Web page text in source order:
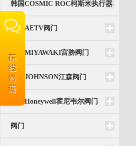
门
韩国COSMIC ROC柯斯米执行器
台湾AETV阀门
日本MIYAWAKI宫胁阀门
美国JOHNSON江森阀门
美国Honeywell霍尼韦尔阀门
阀门